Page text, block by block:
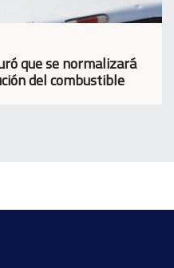
que se normalizará
del combustible